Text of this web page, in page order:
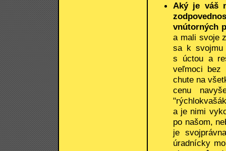
Aký je váš
vnútorných
a mali svoje
sa k svojmu
s úctou a
veľmoci bez
chute na
cenu
a je nimi
po našom,
je
úradnícky